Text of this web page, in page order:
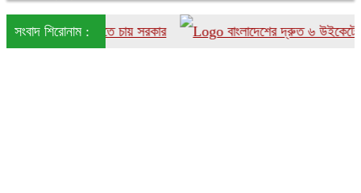
সংবাদ শিরোনাম :
আনতে চায় সরকার বাংলাদেশের দ্রুত ৬ উইকেটের পতন